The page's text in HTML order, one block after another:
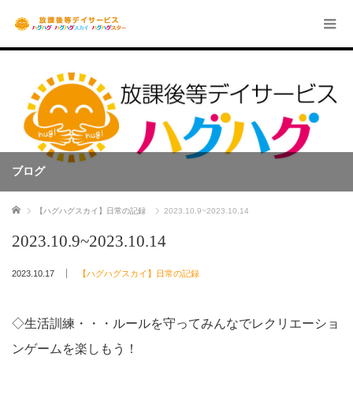
ブログ
ホーム 【ハグハグスカイ】日常の記録 2023.10.9~2023.10.14
2023.10.9~2023.10.14
2023.10.17 【ハグハグスカイ】日常の記録
◇生活訓練・・・ルールを守ってみんなでレクリエーショ
ンゲームを楽しもう！